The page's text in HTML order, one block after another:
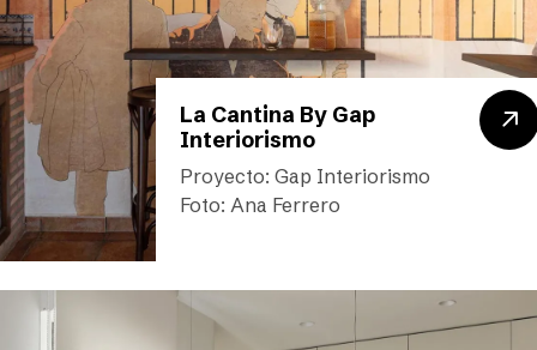
La Cantina By Gap
Interiorismo
Proyecto: Gap Interiorismo
Foto: Ana Ferrero